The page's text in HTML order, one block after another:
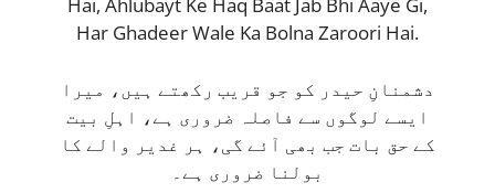
Hai, Ahlubayt Ke Haq Baat Jab Bhi Aaye Gi,
Har Ghadeer Wale Ka Bolna Zaroori Hai.
دشمنانِ حیدر کو جو قریب رکھتے ہیں، میرا
ایسے لوگوں سے فاصلہ ضروری ہے، اہلِ بیت
کے حق بات جب بھی آئے گی، ہر غدیر والے کا
بولنا ضروری ہے۔